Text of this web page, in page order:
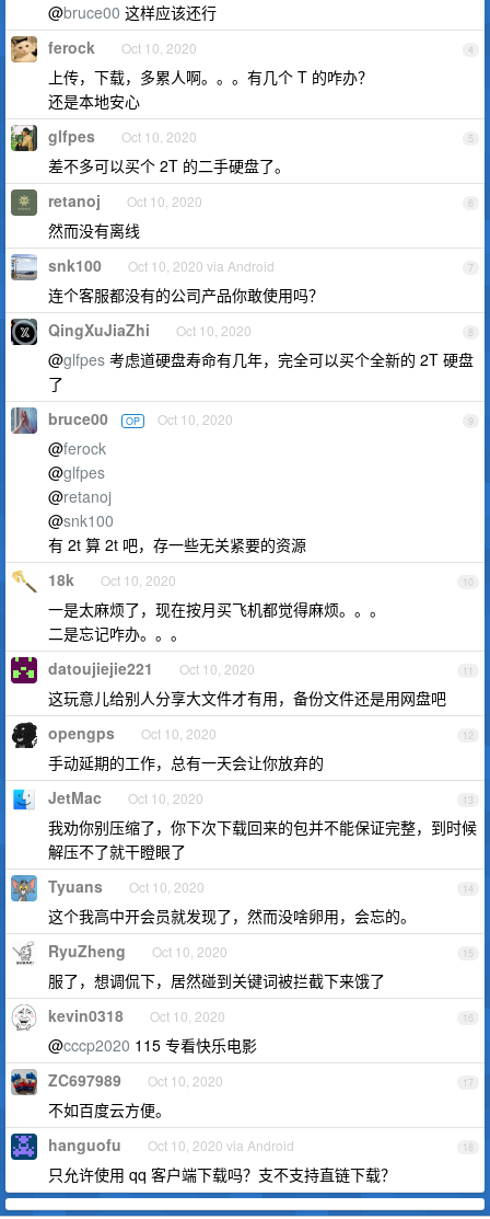
@bruce00 这样应该还行
4
ferock Oct 10, 2020
上传，下载，多累人啊。。。有几个 T 的咋办？
还是本地安心
5
glfpes Oct 10, 2020
差不多可以买个 2T 的二手硬盘了。
6
retanoj Oct 10, 2020
然而没有离线
7
snk100 Oct 10, 2020 via Android
连个客服都没有的公司产品你敢使用吗？
8
QingXuJiaZhi Oct 10, 2020
@glfpes 考虑道硬盘寿命有几年，完全可以买个全新的 2T 硬盘
了
9
bruce00 OP Oct 10, 2020
@ferock
@glfpes
@retanoj
@snk100
有 2t 算 2t 吧，存一些无关紧要的资源
10
18k Oct 10, 2020
一是太麻烦了，现在按月买飞机都觉得麻烦。。。
二是忘记咋办。。。
11
datoujiejie221 Oct 10, 2020
这玩意儿给别人分享大文件才有用，备份文件还是用网盘吧
12
opengps Oct 10, 2020
手动延期的工作，总有一天会让你放弃的
13
JetMac Oct 10, 2020
我劝你别压缩了，你下次下载回来的包并不能保证完整，到时候
解压不了就干瞪眼了
14
Tyuans Oct 10, 2020
这个我高中开会员就发现了，然而没啥卵用，会忘的。
15
RyuZheng Oct 10, 2020
服了，想调侃下，居然碰到关键词被拦截下来饿了
16
kevin0318 Oct 10, 2020
@cccp2020 115 专看快乐电影
17
ZC697989 Oct 10, 2020
不如百度云方便。
18
hanguofu Oct 10, 2020 via Android
只允许使用 qq 客户端下载吗？支不支持直链下载？